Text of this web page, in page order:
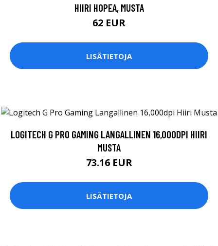
HIIRI HOPEA, MUSTA
62 EUR
LISÄTIETOJA
LOGITECH G PRO GAMING LANGALLINEN 16,000DPI HIIRI
MUSTA
73.16 EUR
LISÄTIETOJA